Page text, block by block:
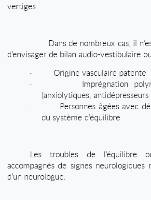
vertiges.
Dans de nombreux cas, il
d’envisager de bilan audio-vestibulaire
·
Origine vasculaire patente
·
Imprégnation
(anxiolytiques,
·
Personnes âgées avec
du système d’équilibre
Les troubles de l’équilibre
accompagnés de signes neurologiques
d’un neurologue.